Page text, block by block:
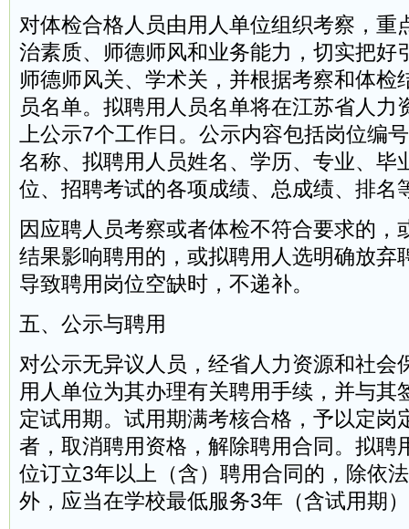
对体检合格人员由用人单位组织考察，重
治素质、师德师风和业务能力，切实把好
师德师风关、学术关，并根据考察和体检
员名单。拟聘用人员名单将在江苏省人力
上公示7个工作日。公示内容包括岗位编
名称、拟聘用人员姓名、学历、专业、毕
位、招聘考试的各项成绩、总成绩、排名
因应聘人员考察或者体检不符合要求的，
结果影响聘用的，或拟聘用人选明确放弃
导致聘用岗位空缺时，不递补。
五、公示与聘用
对公示无异议人员，经省人力资源和社会
用人单位为其办理有关聘用手续，并与其
定试用期。试用期满考核合格，予以定岗
者，取消聘用资格，解除聘用合同。拟聘
位订立3年以上（含）聘用合同的，除依
外，应当在学校最低服务3年（含试用期